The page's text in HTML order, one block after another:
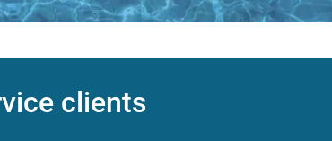
clients